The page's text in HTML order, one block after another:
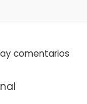
comentarios